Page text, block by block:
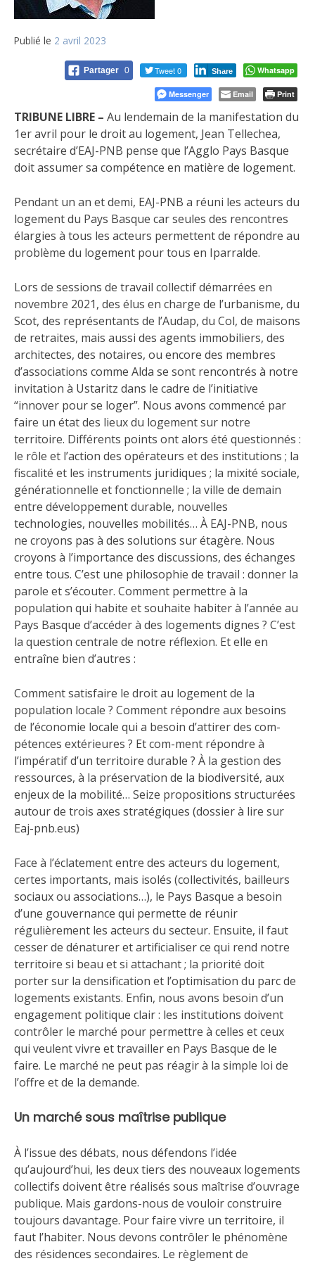
Publié le 2 avril 2023
Partager 0 Tweet 0 Share Whatsapp
Messenger Email Print
TRIBUNE LIBRE – Au lendemain de la manifestation du
1er avril pour le droit au logement, Jean Tellechea,
secrétaire d’EAJ-PNB pense que l’Agglo Pays Basque
doit assumer sa compétence en matière de logement.
Pendant un an et demi, EAJ-PNB a réuni les acteurs du
logement du Pays Basque car seules des rencontres
élargies à tous les acteurs permettent de répondre au
problème du logement pour tous en Iparralde.
Lors de sessions de travail collectif démarrées en
novembre 2021, des élus en charge de l’urbanisme, du
Scot, des représentants de l’Audap, du Col, de maisons
de retraites, mais aussi des agents immobiliers, des
architectes, des notaires, ou encore des membres
d’associations comme Alda se sont rencontrés à notre
invitation à Ustaritz dans le cadre de l’initiative
“innover pour se loger”. Nous avons commencé par
faire un état des lieux du logement sur notre
territoire. Différents points ont alors été questionnés :
le rôle et l’action des opérateurs et des institutions ; la
fiscalité et les instruments juridiques ; la mixité sociale,
générationnelle et fonctionnelle ; la ville de demain
entre développement durable, nouvelles
technologies, nouvelles mobilités… À EAJ-PNB, nous
ne croyons pas à des solutions sur étagère. Nous
croyons à l’importance des discussions, des échanges
entre tous. C’est une philosophie de travail : donner la
parole et s’écouter. Comment permettre à la
population qui habite et souhaite habiter à l’année au
Pays Basque d’accéder à des logements dignes ? C’est
la question centrale de notre réflexion. Et elle en
entraîne bien d’autres :
Comment satisfaire le droit au logement de la
population locale ? Comment répondre aux besoins
de l’économie locale qui a besoin d’attirer des com-
pétences extérieures ? Et com-ment répondre à
l’impératif d’un territoire durable ? À la gestion des
ressources, à la préservation de la biodiversité, aux
enjeux de la mobilité… Seize propositions structurées
autour de trois axes stratégiques (dossier à lire sur
Eaj-pnb.eus)
Face à l’éclatement entre des acteurs du logement,
certes importants, mais isolés (collectivités, bailleurs
sociaux ou associations…), le Pays Basque a besoin
d’une gouvernance qui permette de réunir
régulièrement les acteurs du secteur. Ensuite, il faut
cesser de dénaturer et artificialiser ce qui rend notre
territoire si beau et si attachant ; la priorité doit
porter sur la densification et l’optimisation du parc de
logements existants. Enfin, nous avons besoin d’un
engagement politique clair : les institutions doivent
contrôler le marché pour permettre à celles et ceux
qui veulent vivre et travailler en Pays Basque de le
faire. Le marché ne peut pas réagir à la simple loi de
l’offre et de la demande.
Un marché sous maîtrise publique
À l’issue des débats, nous défendons l’idée
qu’aujourd’hui, les deux tiers des nouveaux logements
collectifs doivent être réalisés sous maîtrise d’ouvrage
publique. Mais gardons-nous de vouloir construire
toujours davantage. Pour faire vivre un territoire, il
faut l’habiter. Nous devons contrôler le phénomène
des résidences secondaires. Le règlement de